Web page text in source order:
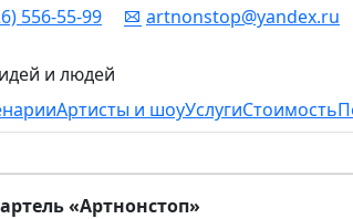
556-55-99 artnonstop@yandex.ru
и людей
Артисты и шоуУслугиСтоимость
«Артнонстоп»